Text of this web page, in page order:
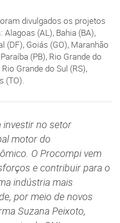
divulgados os projetos
(AL), Bahia (BA),
(DF), Goiás (GO), Maranhão
(PB), Rio Grande do
Grande do Sul (RS),
(TO).
investir no setor
motor do
O Procompi vem
e contribuir para o
indústria mais
por meio de novos
Suzana Peixoto,